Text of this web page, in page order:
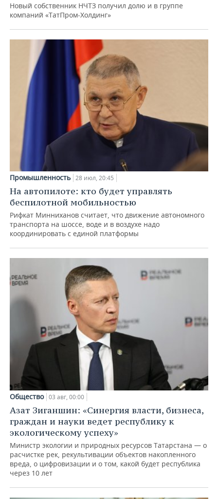
Новый собственник НЧТЗ получил долю и в группе
компаний «ТатПром-Холдинг»
Промышленность 28 июл, 20:45
На автопилоте: кто будет управлять
беспилотной мобильностью
Рифкат Минниханов считает, что движение автономного
транспорта на шоссе, воде и в воздухе надо
координировать с единой платформы
Общество 03 авг, 00:00
Азат Зиганшин: «Синергия власти, бизнеса,
граждан и науки ведет республику к
экологическому успеху»
Министр экологии и природных ресурсов Татарстана — о
расчистке рек, рекультивации объектов накопленного
вреда, о цифровизации и о том, какой будет республика
через 10 лет